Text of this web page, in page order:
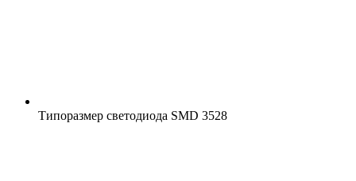
Типоразмер светодиода SMD 3528